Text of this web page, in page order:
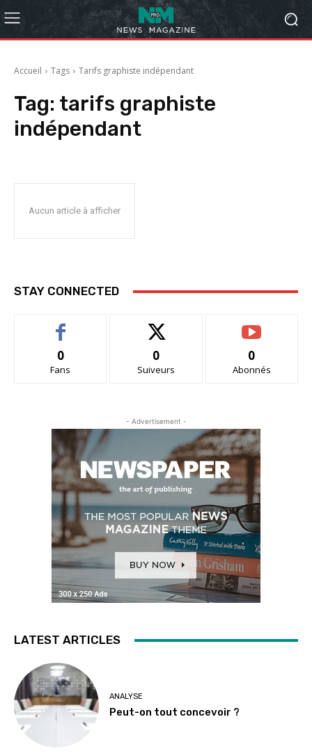
Accueil Tags Tarifs graphiste indépendant
Tag: tarifs graphiste
indépendant
Aucun article à afficher
STAY CONNECTED
0
Fans
0
Suiveurs
0
Abonnés
- Advertisement -
LATEST ARTICLES
ANALYSE
Peut-on tout concevoir ?